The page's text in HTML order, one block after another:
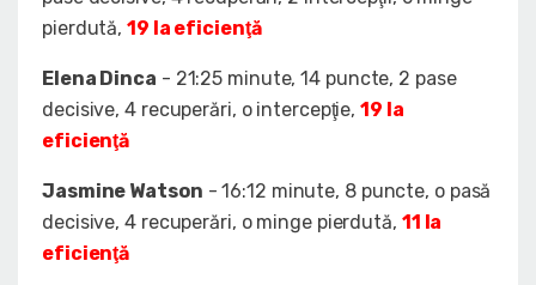
pierdută,19 la eficienţă
Elena Dinca - 21:25 minute, 14 puncte, 2 pase
decisive, 4 recuperări, o intercepţie,19 la
eficienţă
Jasmine Watson - 16:12 minute, 8 puncte, o pasă
decisive, 4 recuperări, o minge pierdută, 11 la
eficienţă